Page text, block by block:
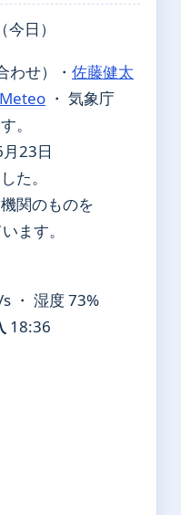
日）
わせ） ・ 佐藤健太
・ 気象庁
。
23日
た。
関のものを
ます。
・ 湿度 73%
18:36